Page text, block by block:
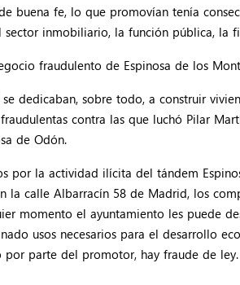
buena fe, lo que promovían tenía
sector inmobiliario, la función pública, la
fraudulento de Espinosa de los
se dedicaban, sobre todo, a construir
contra las que luchó Pilar
de Odón.
por la actividad ilícita del tándem
la calle Albarracín 58 de Madrid, los
momento el ayuntamiento les puede
usos necesarios para el desarrollo
parte del promotor, hay fraude de